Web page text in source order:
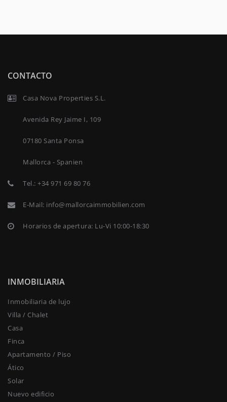
CONTACTO
Casa Nova Properties S.L.
Avenida Rey Jaime I, 109
07180 Santa Ponsa
Mallorca - Spanien
Tel.: +34 971 69 80 76
E-Mail: info@mallorcaimmobilien.com
Horarios de apertura: Lu-Vi 10:00-18:30
INMOBILIARIA
Inmobiliaria de lujo
Villa / Chalet
Casa
Finca
Apartamento / Piso
Ático
Solar
Nuevo edificio